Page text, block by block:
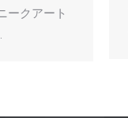
クアート